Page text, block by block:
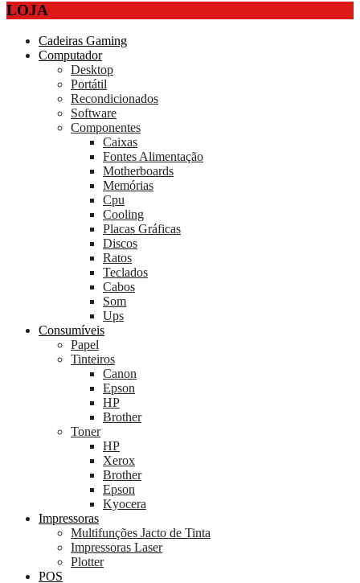
LOJA
Cadeiras Gaming
Computador
Desktop
Portátil
Recondicionados
Software
Componentes
Caixas
Fontes Alimentação
Motherboards
Memórias
Cpu
Cooling
Placas Gráficas
Discos
Ratos
Teclados
Cabos
Som
Ups
Consumíveis
Papel
Tinteiros
Canon
Epson
HP
Brother
Toner
HP
Xerox
Brother
Epson
Kyocera
Impressoras
Multifunções Jacto de Tinta
Impressoras Laser
Plotter
POS